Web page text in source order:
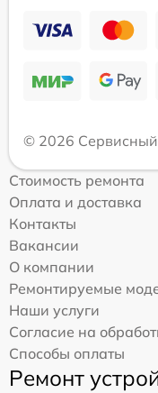
© 2026 Сервисный
Стоимость ремонта
Оплата и доставка
Контакты
Вакансии
О компании
Ремонтируемые
Наши услуги
Согласие на
Способы оплаты
Ремонт